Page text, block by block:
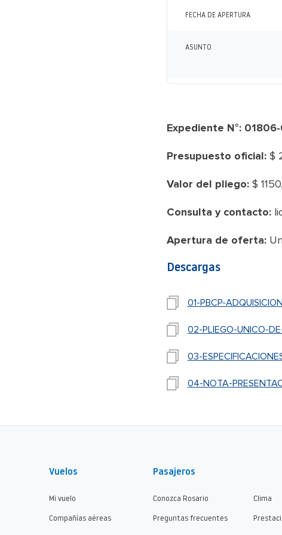
FECHA DE APERTURA
ASUNTO
Expediente N°:
Presupuesto oficial:$
Valor del pliego:$
Consulta y contacto:
Apertura de oferta:
Descargas
01-PBCP-
02-PLIEGO-UNICO-
03-
04-NOTA-
Vuelos
Mi vuelo
Compañías aéreas
Pasajeros
Conozca Rosario Clima
Preguntas frecuentes